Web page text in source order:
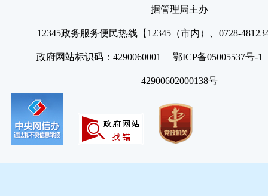
据管理局主办
12345政务服务便民热线【12345（市内）、0728-
政府网站标识码：4290060001 鄂ICP备05005537号
42900602000138号